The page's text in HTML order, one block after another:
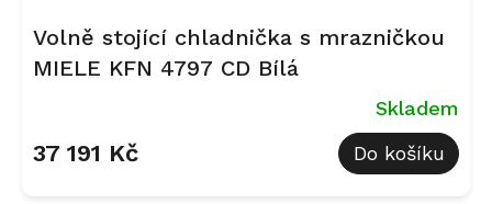
Volně stojící chladnička s mrazničkou
MIELE KFN 4797 CD Bílá
Skladem
37 191 Kč Do košíku